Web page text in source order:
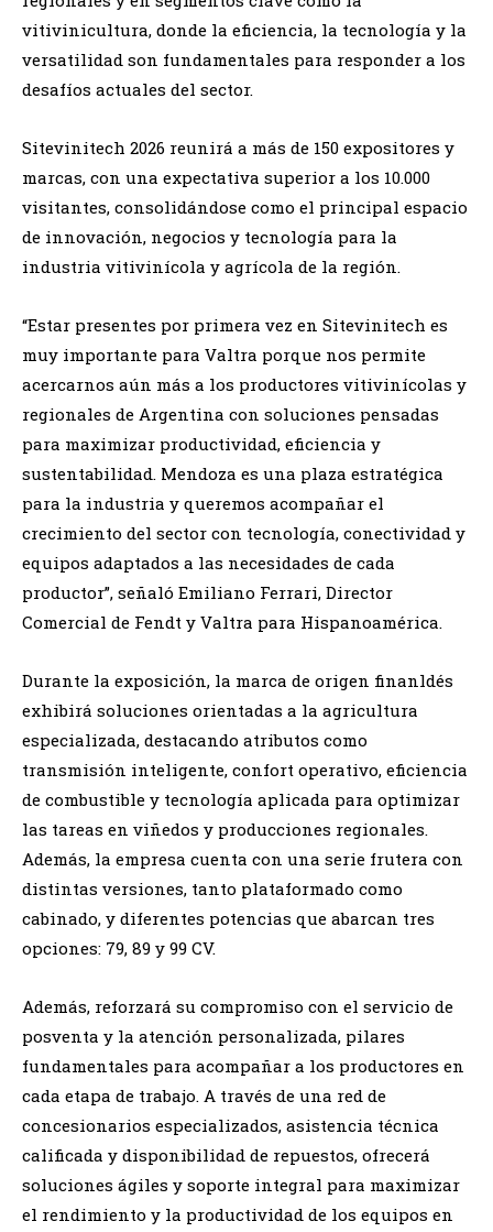
vitivinicultura, donde la eficiencia, la tecnología y la
versatilidad son fundamentales para responder a los
desafíos actuales del sector.
Sitevinitech 2026 reunirá a más de 150 expositores y
marcas, con una expectativa superior a los 10.000
visitantes, consolidándose como el principal espacio
de innovación, negocios y tecnología para la
industria vitivinícola y agrícola de la región.
“Estar presentes por primera vez en Sitevinitech es
muy importante para Valtra porque nos permite
acercarnos aún más a los productores vitivinícolas y
regionales de Argentina con soluciones pensadas
para maximizar productividad, eficiencia y
sustentabilidad. Mendoza es una plaza estratégica
para la industria y queremos acompañar el
crecimiento del sector con tecnología, conectividad y
equipos adaptados a las necesidades de cada
productor”, señaló Emiliano Ferrari, Director
Comercial de Fendt y Valtra para Hispanoamérica.
Durante la exposición, la marca de origen finanldés
exhibirá soluciones orientadas a la agricultura
especializada, destacando atributos como
transmisión inteligente, confort operativo, eficiencia
de combustible y tecnología aplicada para optimizar
las tareas en viñedos y producciones regionales.
Además, la empresa cuenta con una serie frutera con
distintas versiones, tanto plataformado como
cabinado, y diferentes potencias que abarcan tres
opciones: 79, 89 y 99 CV.
Además, reforzará su compromiso con el servicio de
posventa y la atención personalizada, pilares
fundamentales para acompañar a los productores en
cada etapa de trabajo. A través de una red de
concesionarios especializados, asistencia técnica
calificada y disponibilidad de repuestos, ofrecerá
soluciones ágiles y soporte integral para maximizar
el rendimiento y la productividad de los equipos en